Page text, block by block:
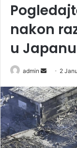
nakon
u
admin
n
d
a
n
e
2